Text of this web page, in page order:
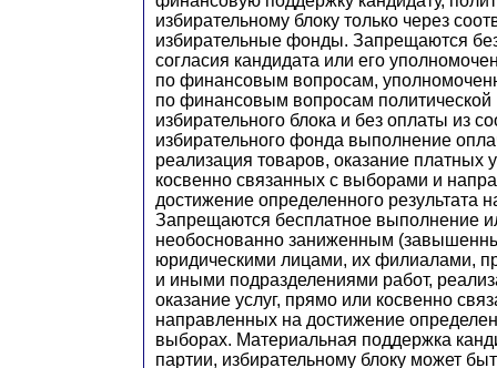
избирательному блоку только через
избирательные фонды. Запрещаются
согласия кандидата или его
по финансовым вопросам,
по финансовым вопросам политической
избирательного блока и без оплаты из
избирательного фонда выполнение
реализация товаров, оказание платных
косвенно связанных с выборами и
достижение определенного результата
Запрещаются бесплатное выполнение
необоснованно заниженным
юридическими лицами, их филиалами,
и иными подразделениями работ,
оказание услуг, прямо или косвенно
направленных на достижение
выборах. Материальная поддержка
партии, избирательному блоку может